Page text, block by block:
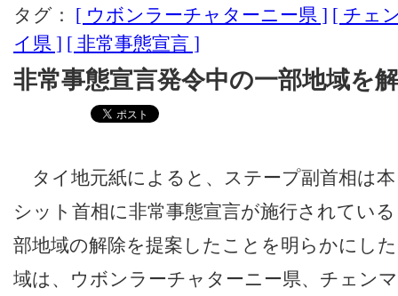
タグ： [ ウボンラーチャターニー県 ] [ チェ
イ県 ] [ 非常事態宣言 ]
非常事態宣言発令中の一部地域を
タイ地元紙によると、ステープ副首相は
シット首相に非常事態宣言が施行されてい
部地域の解除を提案したことを明らかにし
域は、ウボンラーチャターニー県、チェン